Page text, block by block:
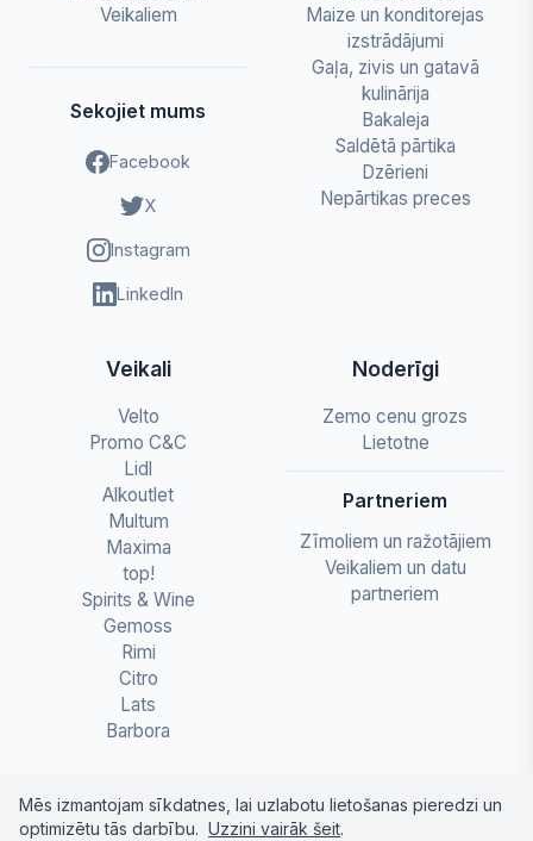
Veikaliem
Sekojiet mums
Facebook
X
Instagram
LinkedIn
Maize un konditorejas
izstrādājumi
Gaļa, zivis un gatavā
kulinārija
Bakaleja
Saldētā pārtika
Dzērieni
Nepārtikas preces
Veikali
Velto
Promo C&C
Lidl
Alkoutlet
Multum
Maxima
top!
Spirits & Wine
Gemoss
Rimi
Citro
Lats
Barbora
Noderīgi
Zemo cenu grozs
Lietotne
Partneriem
Zīmoliem un ražotājiem
Veikaliem un datu
partneriem
Mēs izmantojam sīkdatnes, lai uzlabotu lietošanas pieredzi un
optimizētu tās darbību. Uzzini vairāk šeit.